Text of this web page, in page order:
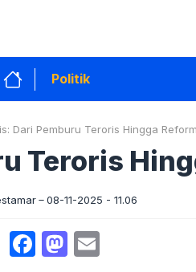
Politik
Dari Pemburu Teroris Hingga
Teroris
08-11-2025 - 11.06
Facebook
Mastodon